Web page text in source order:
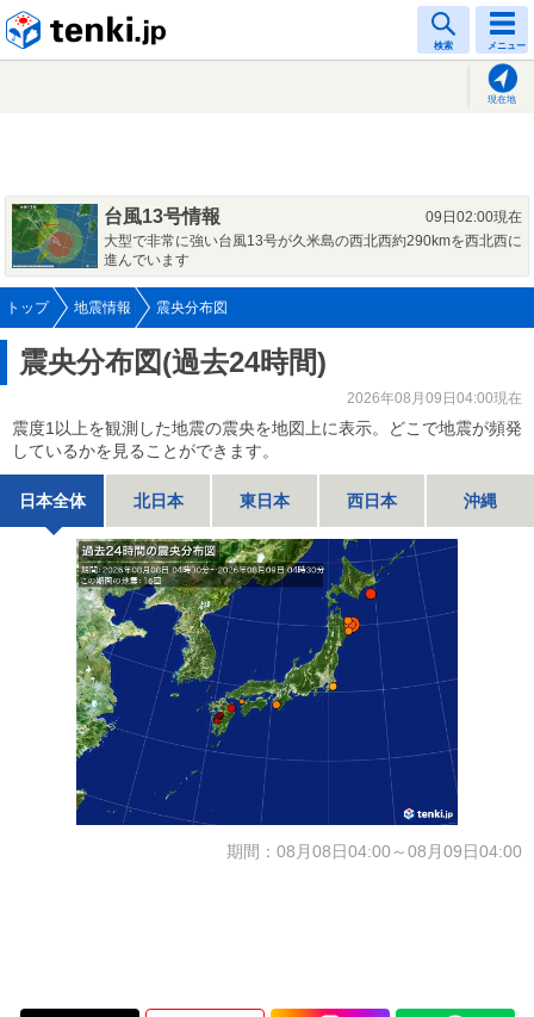
検索 メニュー
現在地
台風13号情報
09日02:00現在
大型で非常に強い台風13号が久米島の西北西約290kmを西北西に
進んでいます
トップ 地震情報 震央分布図
震央分布図(過去24時間)
2026年08月09日04:00現在
震度1以上を観測した地震の震央を地図上に表示。どこで地震が頻発
しているかを見ることができます。
日本全体 北日本 東日本 西日本 沖縄
期間：08月08日04:00～08月09日04:00